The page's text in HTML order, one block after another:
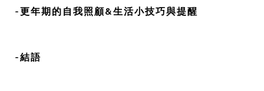
-更年期的自我照顧&生活小技巧與提醒
-結語